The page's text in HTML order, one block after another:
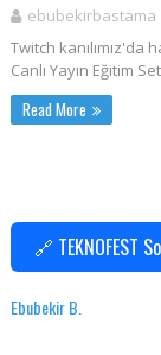
ebubekirbastama
Twitch kanılımız'da
Canlı Yayın Eğitim
Read More
🔗 TEKNOFEST
Ebubekir B.